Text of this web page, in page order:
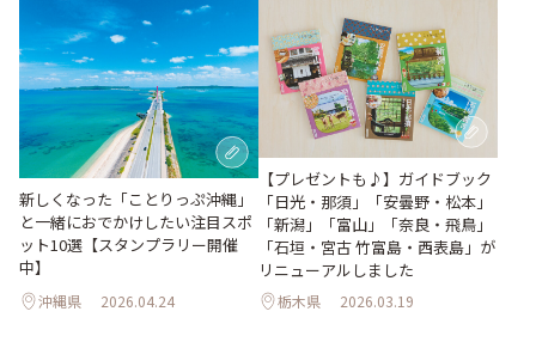
新しくなった「ことりっぷ沖縄」
と一緒におでかけしたい注目スポ
ット10選【スタンプラリー開催
中】
沖縄県 2026.04.24
【プレゼントも♪】ガイドブック
「日光・那須」「安曇野・松本」
「新潟」「富山」「奈良・飛鳥」
「石垣・宮古 竹富島・西表島」が
リニューアルしました
栃木県 2026.03.19